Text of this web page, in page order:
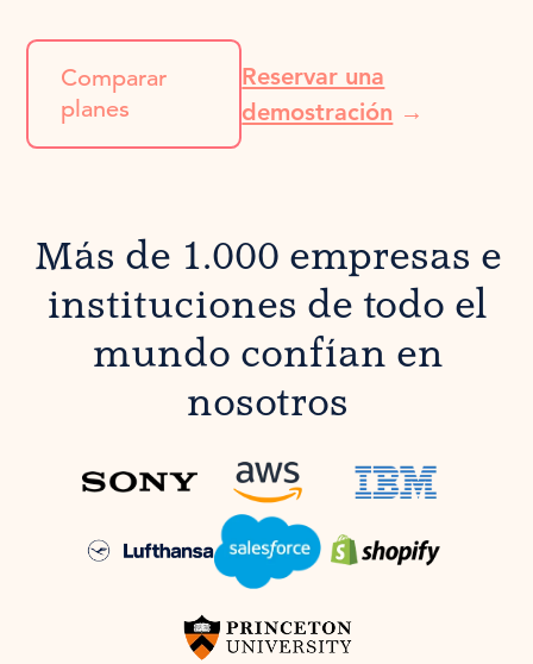
Comparar
planes
Reservar una
demostración →
Más de 1.000 empresas e
instituciones de todo el
mundo confían en
nosotros